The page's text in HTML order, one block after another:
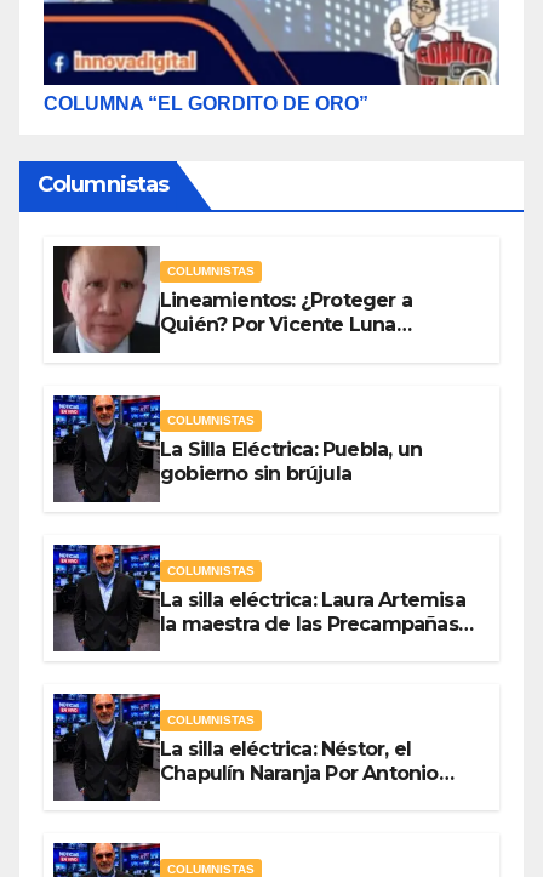
COLUMNA “EL GORDITO DE ORO”
Columnistas
COLUMNISTAS
Lineamientos: ¿Proteger a
Quién? Por Vicente Luna
COLUMNISTAS
La Silla Eléctrica: Puebla, un
gobierno sin brújula
COLUMNISTAS
La silla eléctrica: Laura Artemisa
la maestra de las Precampañas
COLUMNISTAS
La silla eléctrica: Néstor, el
Chapulín Naranja Por Antonio
COLUMNISTAS